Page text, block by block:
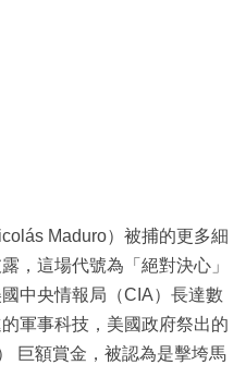
Maduro）被捕的更多細
，這場代號為「絕對決心」
中央情報局（CIA）長達數
軍事科技，美國政府祭出的
巨額賞金，被認為是擊垮馬